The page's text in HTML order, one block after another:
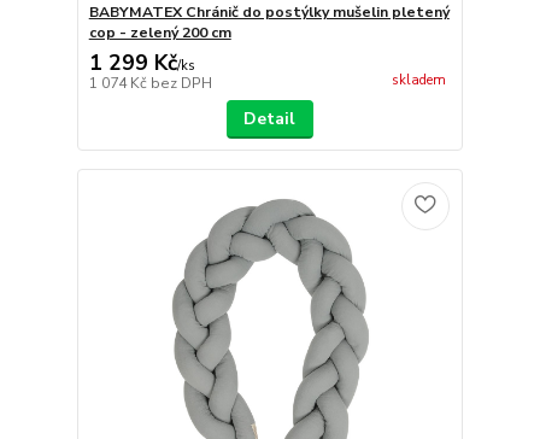
BABYMATEX Chránič do postýlky mušelin pletený
cop - zelený 200 cm
1 299 Kč/ks
1 074 Kč bez DPH skladem
Detail